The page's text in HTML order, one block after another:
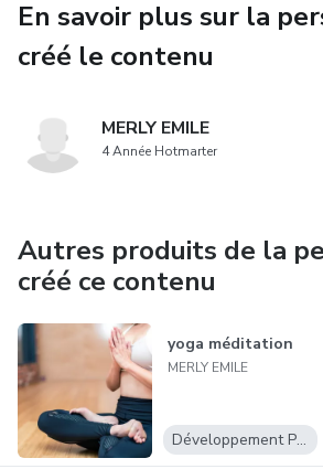
En savoir plus sur la
créé le contenu
MERLY EMILE
4 Année Hotmarter
Autres produits de la
créé ce contenu
yoga méditation
MERLY EMILE
Développement Personnel